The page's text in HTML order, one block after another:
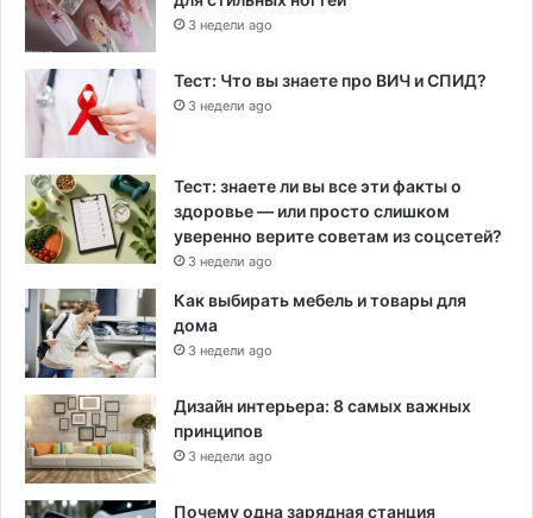
3 недели ago
Тест: Что вы знаете про ВИЧ и СПИД?
3 недели ago
Тест: знаете ли вы все эти факты о
здоровье — или просто слишком
уверенно верите советам из соцсетей?
3 недели ago
Как выбирать мебель и товары для
дома
3 недели ago
Дизайн интерьера: 8 самых важных
принципов
3 недели ago
Почему одна зарядная станция